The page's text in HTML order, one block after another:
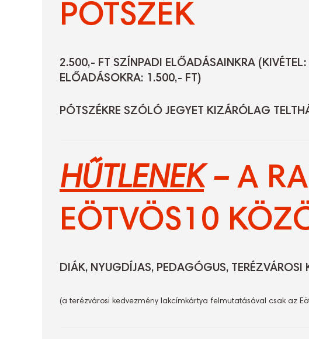
PÓTSZÉK
2.500,- FT SZÍNPADI ELŐADÁSAINKRA (KIVÉTEL:
ELŐADÁSOKRA: 1.500,- FT)
PÓTSZÉKRE SZÓLÓ JEGYET KIZÁRÓLAG
HŰTLENEK– A
EÖTVÖS10
DIÁK, NYUGDÍJAS, PEDAGÓGUS, TERÉZVÁROSI
(a terézvárosi kedvezmény lakcímkártya felmutatásával csak az